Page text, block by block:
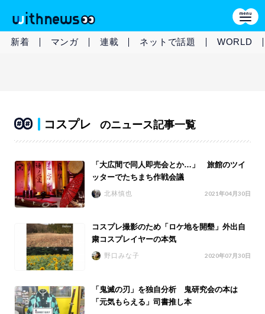
新着 マンガ 連載 ネットで話題 WORLD
コスプレ のニュース記事一覧
「大広間で同人即売会とか…」 旅館のツイ
ッターでたちまち作戦会議
北林慎也 2021年04月30日
コスプレ撮影のため「ロケ地を開墾」外出自
粛コスプレイヤーの本気
野口みな子 2020年07月30日
「鬼滅の刃」を独自分析 鬼研究会の本は
「元気もらえる」司書推し本